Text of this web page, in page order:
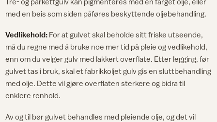
med en beis som siden påføres beskyttende oljebehandling.
Vedlikehold: For at gulvet skal beholde sitt friske utseende,
må du regne med å bruke noe mer tid på pleie og vedlikehold,
enn om du velger gulv med lakkert overflate. Etter legging, før
gulvet tas i bruk, skal et fabrikkoljet gulv gis en sluttbehandling
med olje. Dette vil gjøre overflaten sterkere og bidra til
enklere renhold.
Av og til bør gulvet behandles med pleiende olje, og det vil